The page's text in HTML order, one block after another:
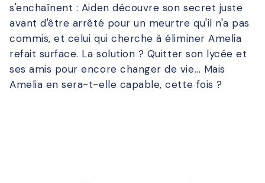
s'enchaînent : Aiden découvre son secret juste
avant d'être arrêté pour un meurtre qu'il n'a pas
commis, et celui qui cherche à éliminer Amelia
refait surface. La solution ? Quitter son lycée et
ses amis pour encore changer de vie... Mais
Amelia en sera-t-elle capable, cette fois ?